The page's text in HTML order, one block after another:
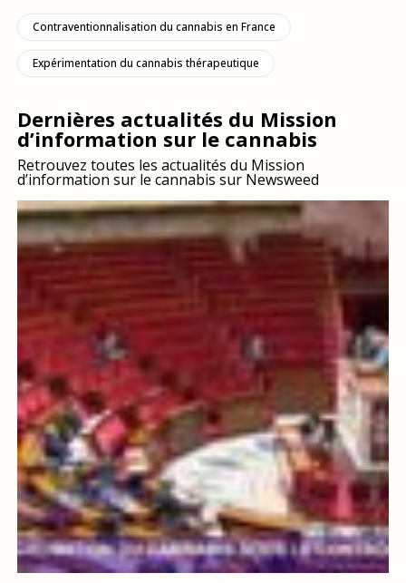
Contraventionnalisation du cannabis en France
Expérimentation du cannabis thérapeutique
Dernières actualités du Mission
d’information sur le cannabis
Retrouvez toutes les actualités du Mission
d’information sur le cannabis sur Newsweed